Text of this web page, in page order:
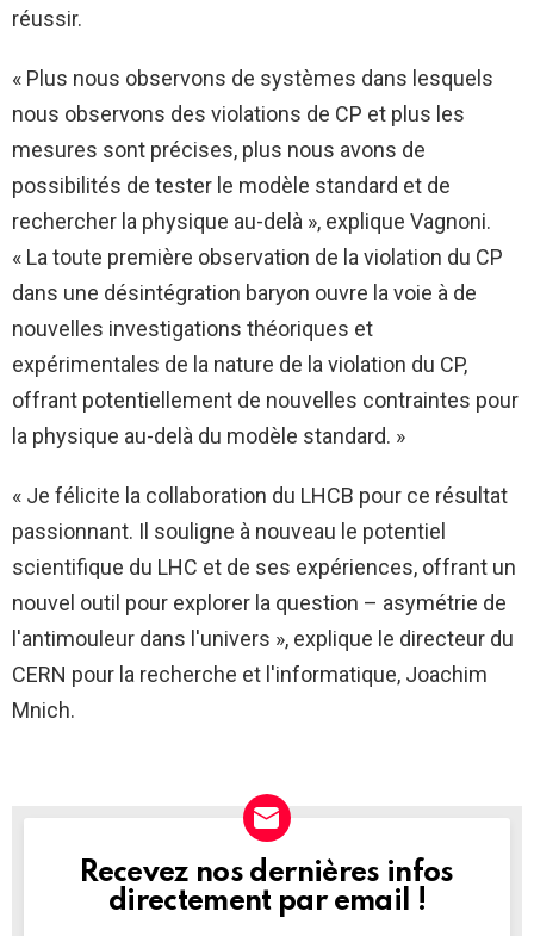
réussir.
« Plus nous observons de systèmes dans lesquels
nous observons des violations de CP et plus les
mesures sont précises, plus nous avons de
possibilités de tester le modèle standard et de
rechercher la physique au-delà », explique Vagnoni.
« La toute première observation de la violation du CP
dans une désintégration baryon ouvre la voie à de
nouvelles investigations théoriques et
expérimentales de la nature de la violation du CP,
offrant potentiellement de nouvelles contraintes pour
la physique au-delà du modèle standard. »
« Je félicite la collaboration du LHCB pour ce résultat
passionnant. Il souligne à nouveau le potentiel
scientifique du LHC et de ses expériences, offrant un
nouvel outil pour explorer la question – asymétrie de
l'antimouleur dans l'univers », explique le directeur du
CERN pour la recherche et l'informatique, Joachim
Mnich.
NEWSLETTER
Recevez nos dernières infos
directement par email !